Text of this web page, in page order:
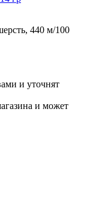
440 м/100
и уточнят
и может